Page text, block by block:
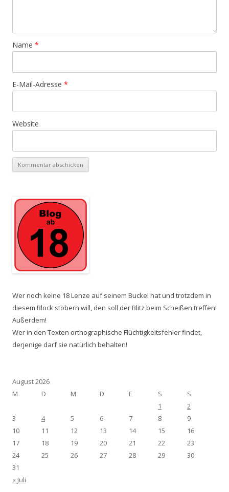
Name *
E-Mail-Adresse *
Website
Wer noch keine 18 Lenze auf seinem Buckel hat und trotzdem in
diesem Block stöbern will, den soll der Blitz beim Scheißen treffen!
Außerdem!
Wer in den Texten orthographische Flüchtigkeitsfehler findet,
derjenige darf sie natürlich behalten!
August 2026
M
D M D F S
S
1
2
3
4 5 6 7 8
9
10
11 12 13 14 15
16
17
18 19 20 21 22
23
24
25 26 27 28 29
30
31
« Juli